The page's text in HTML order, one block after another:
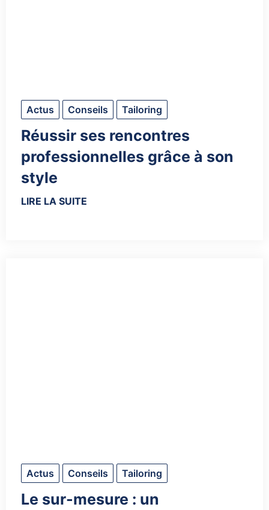
Actus Conseils Tailoring
Réussir ses rencontres
professionnelles grâce à son
style
LIRE LA SUITE
Actus Conseils Tailoring
Le sur-mesure : un